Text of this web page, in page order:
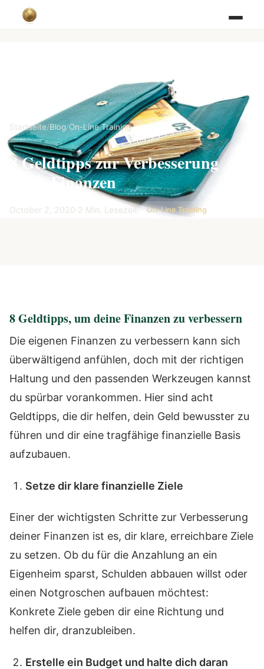
Startseite/Blog/On-Line Training
8 Geldtipps zur Verbesserung
Ihrer Finanzen
October 2, 2020·2 Min. Lesezeit· On-Line Training
8 Geldtipps, um deine Finanzen zu verbessern
Die eigenen Finanzen zu verbessern kann sich
überwältigend anfühlen, doch mit der richtigen
Haltung und den passenden Werkzeugen kannst
du spürbar vorankommen. Hier sind acht
Geldtipps, die dir helfen, dein Geld bewusster zu
führen und dir eine tragfähige finanzielle Basis
aufzubauen.
Setze dir klare finanzielle Ziele
Einer der wichtigsten Schritte zur Verbesserung
deiner Finanzen ist es, dir klare, erreichbare Ziele
zu setzen. Ob du für die Anzahlung an ein
Eigenheim sparst, Schulden abbauen willst oder
einen Notgroschen aufbauen möchtest:
Konkrete Ziele geben dir eine Richtung und
helfen dir, dranzubleiben.
Erstelle ein Budget und halte dich daran